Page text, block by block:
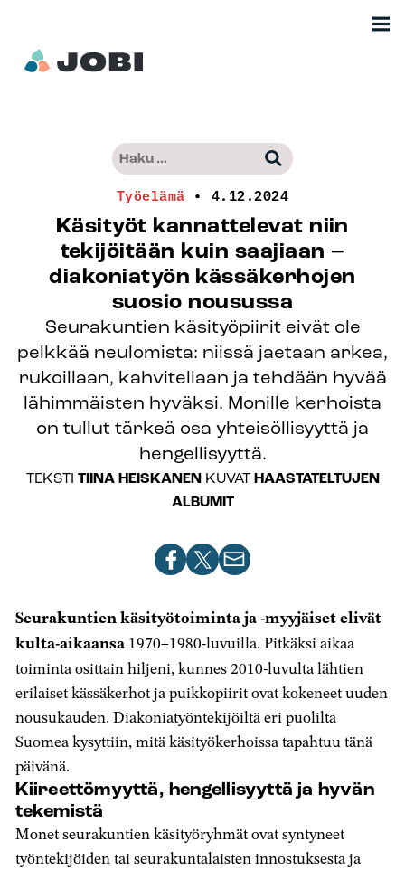
Haku:
Kun tuloksia tulee, voit selata niitä
Työelämä • 4.12.2024
Käsityöt kannattelevat niin
tekijöitään kuin saajiaan –
diakoniatyön kässäkerhojen
suosio nousussa
Seurakuntien käsityöpiirit eivät ole
pelkkää neulomista: niissä jaetaan arkea,
rukoillaan, kahvitellaan ja tehdään hyvää
lähimmäisten hyväksi. Monille kerhoista
on tullut tärkeä osa yhteisöllisyyttä ja
hengellisyyttä.
TEKSTI TIINA HEISKANENKUVAT HAASTATELTUJEN
ALBUMIT
Jaa
artikkeli
Jaa
artikkeli
palvelussa
Jaa
artikkeli
Seurakuntien käsityötoiminta ja -myyjäiset elivät
kulta-aikaansa1970–1980-luvuilla. Pitkäksi aikaa
toiminta osittain hiljeni, kunnes 2010-luvulta lähtien
erilaiset kässäkerhot ja puikkopiirit ovat kokeneet uuden
nousukauden. Diakoniatyöntekijöiltä eri puolilta
Suomea kysyttiin, mitä käsityökerhoissa tapahtuu tänä
päivänä.
Kiireettömyyttä, hengellisyyttä ja hyvän
tekemistä
Monet seurakuntien käsityöryhmät ovat syntyneet
työntekijöiden tai seurakuntalaisten innostuksesta ja